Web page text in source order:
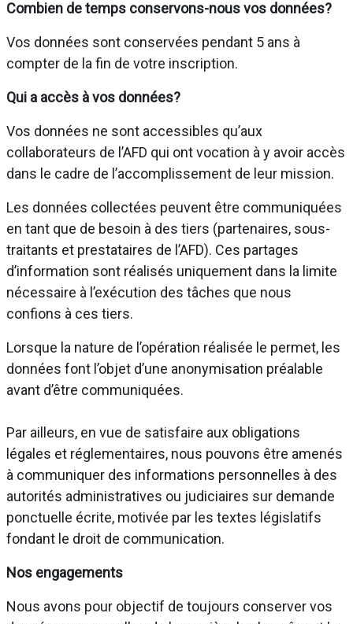
Combien de temps conservons-nous vos données?
Vos données sont conservées pendant 5 ans à
compter de la fin de votre inscription.
Qui a accès à vos données?
Vos données ne sont accessibles qu’aux
collaborateurs de l’AFD qui ont vocation à y avoir accès
dans le cadre de l’accomplissement de leur mission.
Les données collectées peuvent être communiquées
en tant que de besoin à des tiers (partenaires, sous-
traitants et prestataires de l’AFD). Ces partages
d’information sont réalisés uniquement dans la limite
nécessaire à l’exécution des tâches que nous
confions à ces tiers.
Lorsque la nature de l’opération réalisée le permet, les
données font l’objet d’une anonymisation préalable
avant d’être communiquées.
Par ailleurs, en vue de satisfaire aux obligations
légales et réglementaires, nous pouvons être amenés
à communiquer des informations personnelles à des
autorités administratives ou judiciaires sur demande
ponctuelle écrite, motivée par les textes législatifs
fondant le droit de communication.
Nos engagements
Nous avons pour objectif de toujours conserver vos